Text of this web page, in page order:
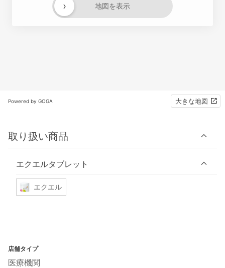
地図を表示
›
Powered by GOGA 大きな地図
取り扱い商品
エクエルタブレット
エクエル
店舗タイプ
医療機関